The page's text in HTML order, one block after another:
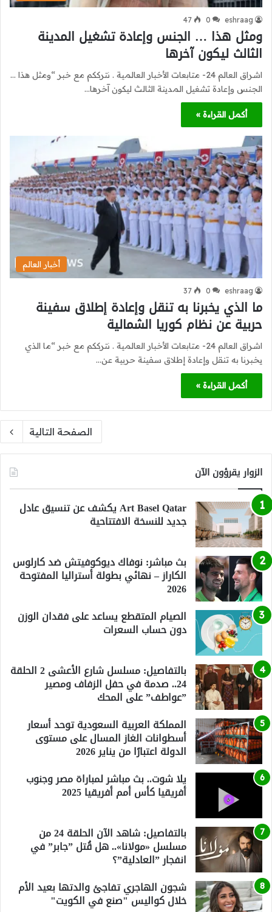
eshraag
0
47
ومثل هذا … الجنس وإعادة تشغيل المدينة
الثالث ليكون آخرها
اشراق العالم 24- متابعات الأخبار العالمية . نترككم مع خبر “ومثل هذا …
الجنس وإعادة تشغيل المدينة الثالث ليكون آخرها…
أكمل القراءة »
أخبار العالم
eshraag
0
37
ما الذي يخبرنا به تنقل وإعادة إطلاق سفينة
حربية عن نظام كوريا الشمالية
اشراق العالم 24- متابعات الأخبار العالمية . نترككم مع خبر “ما الذي
يخبرنا به تنقل وإعادة إطلاق سفينة حربية عن…
أكمل القراءة »
الصفحة التالية
الزوار يقرؤون الآن
Art Basel Qatar يكشف عن تنسيق عادل
جديد للنسخة الافتتاحية
بث مباشر: نوفاك ديوكوفيتش ضد كارلوس
الكاراز – نهائي بطولة أستراليا المفتوحة
2026
الصيام المتقطع يساعد على فقدان الوزن
دون حساب السعرات
بالتفاصيل: مسلسل شارع الأعشى 2 الحلقة
24.. صدمة في حفل الزفاف ومصير
”عواطف” على المحك
المملكة العربية السعودية توحد أسعار
أسطوانات الغاز المسال على مستوى
الدولة اعتبارًا من يناير 2026
يلا شوت.. بث مباشر لمباراة مصر وجنوب
أفريقيا كأس أمم أفريقيا 2025
بالتفاصيل: شاهد الآن الحلقة 24 من
مسلسل «مولانا».. هل قُتل ”جابر” في
انفجار ”العادلية”؟
شجون الهاجري تفاجئ والدتها بعيد الأم
خلال كواليس "صنع في الكويت"